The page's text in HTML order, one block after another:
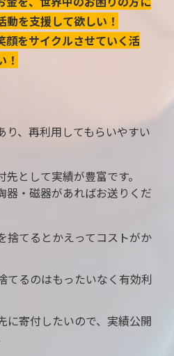
を支援して欲しい！
顔をサイクルさせていく活
！
り、再利用してもらいやすい
として実績が豊富です。
器・磁器があればお送りくだ
捨てるとかえってコストがか
てるのはもったいなく有効利
に寄付したいので、実績公開